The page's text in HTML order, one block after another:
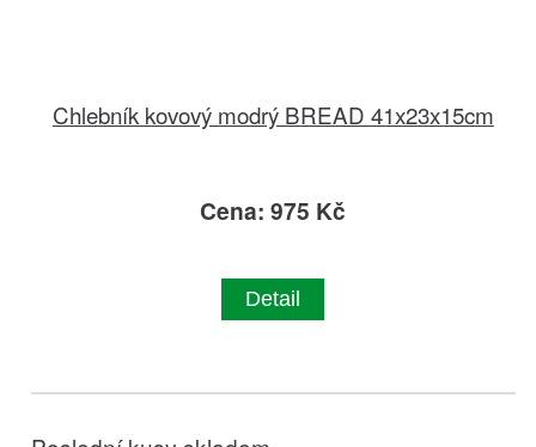
Chlebník kovový modrý BREAD 41x23x15cm
Cena: 975 Kč
Detail